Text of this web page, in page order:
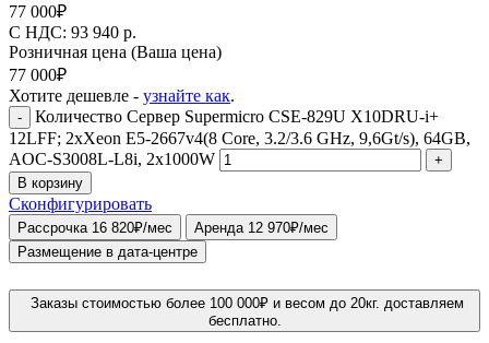
77 000₽
C НДС: 93 940 р.
Розничная цена (Ваша цена)
77 000₽
Хотите дешевле - узнайте как.
-
Количество Сервер Supermicro CSE-829U X10DRU-i+
12LFF; 2xXeon E5-2667v4(8 Core, 3.2/3.6 GHz, 9,6Gt/s), 64GB,
AOC-S3008L-L8i, 2x1000W
+
В корзину
Сконфигурировать
Рассрочка 16 820₽/мес
Аренда 12 970₽/мес
Размещение в дата-центре
Заказы стоимостью более 100 000₽ и весом до 20кг. доставляем
бесплатно.